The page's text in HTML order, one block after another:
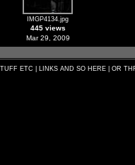
IMGP4134.jpg
445 views
Mar 29, 2009
ETC | LINKS AND SO HERE | OR